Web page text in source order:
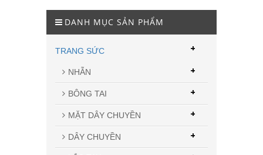
DANH MỤC SẢN PHẨM
TRANG SỨC
NHẪN +
BÔNG TAI +
MẶT DÂY CHUYỀN +
DÂY CHUYỀN +
+